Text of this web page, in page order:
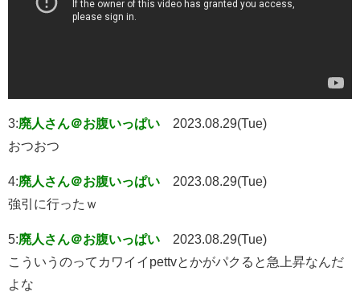
3:廃人さん＠お腹いっぱい
2023.08.29(Tue)
おつおつ
4:廃人さん＠お腹いっぱい
2023.08.29(Tue)
強引に行ったｗ
5:廃人さん＠お腹いっぱい
2023.08.29(Tue)
こういうのってカワイイpettvとかがパクると急上昇なんだ
よな